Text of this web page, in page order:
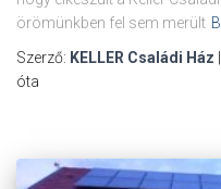
örömünkben fel sem merült
Szerző: KELLER Családi Ház
óta